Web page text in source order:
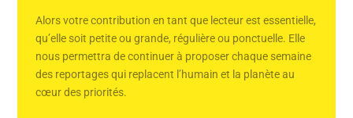
Alors votre contribution en tant que lecteur est essentielle,
qu’elle soit petite ou grande, régulière ou ponctuelle. Elle
nous permettra de continuer à proposer chaque semaine
des reportages qui replacent l’humain et la planète au
cœur des priorités.